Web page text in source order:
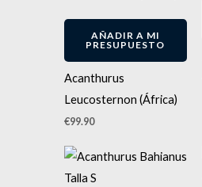
AÑADIR A MI
PRESUPUESTO
Acanthurus
Leucosternon (África)
€99.90